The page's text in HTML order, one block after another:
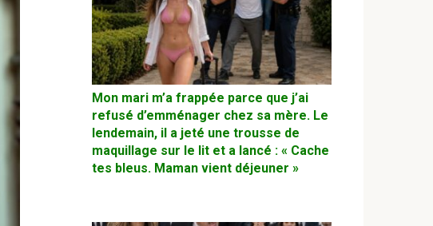
Mon mari m’a frappée parce que j’ai
refusé d’emménager chez sa mère. Le
lendemain, il a jeté une trousse de
maquillage sur le lit et a lancé : « Cache
tes bleus. Maman vient déjeuner »